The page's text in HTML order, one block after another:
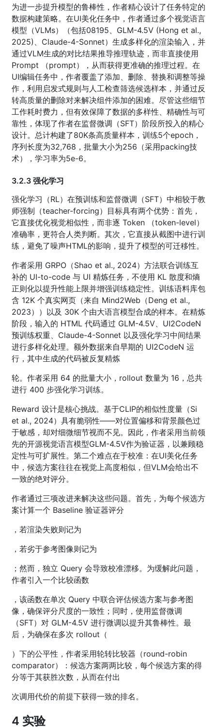
为进一步提升模型的鲁棒性，作者精心设计了任务特定的
数据构建策略。在UI美化任务中，作者通过多个视觉语言
模型（VLMs）（包括08195、GLM-4.5V (Hong et al.,
2025)、Claude-4-Sonnet）生成多样化的渲染输入，并
通过VLM生成的对比结果推导推理轨迹，而非直接使用
Prompt （prompt），从而获得更准确的推理过程。在
UI编辑任务中，作者覆盖了添加、删除、替换和调整等操
作，利用启发式规则与人工检查筛选候选样本，并通过反
转高质量的删除对来解决组件添加的困难。尽管这些细节
工作耗时费力，但有效保障了数据的多样性、精确性与可
靠性，体现了作者在监督微调（SFT）阶段所投入的精心
设计。总计构建了80K条高质量样本，训练5个epoch，
序列长度为32,768，批量大小为256（采用packing技
术），学习率为5e-6。
3.2.3 强化学习
强化学习（RL）在预训练和监督微调（SFT）中相较于教
师强制（teacher-forcing）目标具有两个优势：首先，
它直接优化视觉相似性，而非逐 Token （token-level）
准确率，更符合人类判断。其次，它直接从截图中进行训
练，避免了噪声HTML的影响，提升了模型的可迁移性。
作者采用 GRPO（Shao et al., 2024）方法联合训练互
补的 UI-to-code 与 UI 精炼任务，不使用 KL 散度和熵
正则化以提升性能上限并增强训练稳定性。训练语料库包
含 12K 个真实网页（来自 Mind2Web（Deng et al.,
2023））以及 30K 个由大语言模型合成的样本。在精炼
阶段，输入的 HTML 代码通过 GLM-4.5V、UI2CodeN
预训练权重、Claude-4-Sonnet 以及强化学习中间结果
进行多样化处理。额外数据来自早期的 UI2CodeN 运
行，其中生成的代码被反复精炼
轮。作者采用 64 的批量大小，rollout 数量为 16，总共
进行 400 步强化学习训练。
Reward 设计是核心挑战。基于CLIP的相似性度量（Si
et al., 2024）具有脆弱性——对位置偏移和背景颜色过
于敏感，却对细微细节视而不见。因此，作者采用当前领
先的开源视觉语言模型GLM-4.5V作为验证器，以兼顾稳
定性与可扩展性。第二个难点在于校准：在UI美化任务
中，候选方案往往在视觉上高度相似，但VLM会给出不
一致的绝对评分。
作者通过三项改进来解决这些问题。首先，为每个候选方
案计算一个 Baseline 验证器评分
，若渲染失败则记为
，若劣于参考图像则记为
；然而，独立 Query 会导致校准漂移。为缓解此问题，
作者引入一个比较函数
，该函数在单次 Query 中联合评估候选方案与参考图
像，确保评分尺度的一致性；同时，使用监督微调
（SFT）对 GLM-4.5V 进行微调以提升其鲁棒性。最
后，为确保在多次 rollout（
）下的公平性，作者采用轮转比较器（round-robin
comparator）：候选方案两两比较，每个候选方案的得
分等于其获胜次数，从而在付出
次调用代价的前提下获得一致的排名。
4 实验